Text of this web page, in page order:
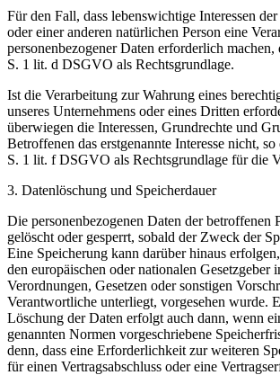
Für den Fall, dass lebenswichtige Interessen
oder einer anderen natürlichen Person eine
personenbezogener Daten erforderlich
S. 1 lit. d DSGVO als Rechtsgrundlage.
Ist die Verarbeitung zur Wahrung eines
unseres Unternehmens oder eines Dritten
überwiegen die Interessen, Grundrechte und
Betroffenen das erstgenannte Interesse nicht,
S. 1 lit. f DSGVO als Rechtsgrundlage für die
3. Datenlöschung und Speicherdauer
Die personenbezogenen Daten der betroffenen
gelöscht oder gesperrt, sobald der Zweck der
Eine Speicherung kann darüber hinaus
den europäischen oder nationalen Gesetzgeber
Verordnungen, Gesetzen oder sonstigen
Verantwortliche unterliegt, vorgesehen wurde.
Löschung der Daten erfolgt auch dann, wenn
genannten Normen vorgeschriebene
denn, dass eine Erforderlichkeit zur weiteren
für einen Vertragsabschluss oder eine